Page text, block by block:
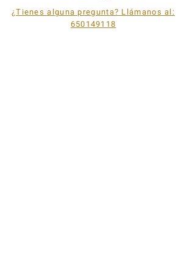
¿Tienes alguna pregunta? Llámanos al:
650149118